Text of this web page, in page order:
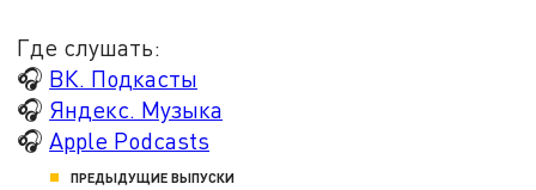
Где слушать:
🎧 ВК. Подкасты
🎧 Яндекс. Музыка
🎧Apple Podcasts
ПРЕДЫДУЩИЕ ВЫПУСКИ